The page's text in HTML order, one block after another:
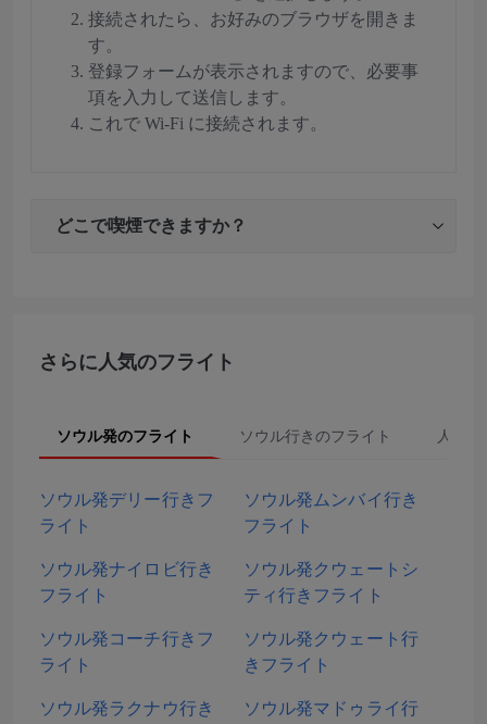
接続されたら、お好みのブラウザを開きま
す。
登録フォームが表示されますので、必要事
項を入力して送信します。
これで Wi-Fi に接続されます。
どこで喫煙できますか？
さらに人気のフライト
ソウル発のフライト ソウル行きのフライト 人気検
ソウル発デリー行きフ
ライト
ソウル発ムンバイ行き
フライト
ソウル発ナイロビ行き
フライト
ソウル発クウェートシ
ティ行きフライト
ソウル発コーチ行きフ
ライト
ソウル発クウェート行
きフライト
ソウル発ラクナウ行き
ソウル発マドゥライ行